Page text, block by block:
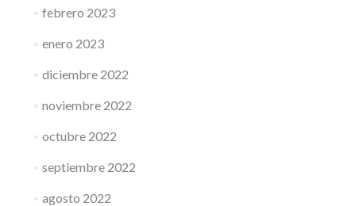
febrero 2023
enero 2023
diciembre 2022
noviembre 2022
octubre 2022
septiembre 2022
agosto 2022